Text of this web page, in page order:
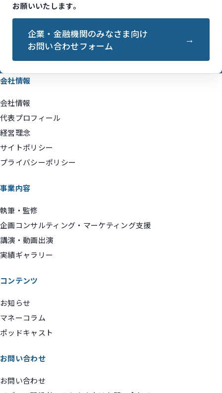
お願いいたします。
企業・金融機関のみなさま向け
お問い合わせフォーム
会社情報
会社情報
代表プロフィール
経営理念
サイトポリシー
プライバシーポリシー
事業内容
執筆・監修
企画コンサルティング・マーケティング支援
講演・動画出演
実績ギャラリー
コンテンツ
お知らせ
マネーコラム
ポッドキャスト
お問い合わせ
お問い合わせ